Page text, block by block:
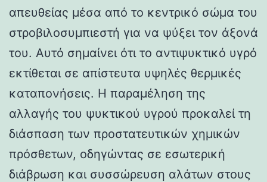
απευθείας μέσα από το κεντρικό σώμα του
στροβιλοσυμπιεστή για να ψύξει τον άξονά
του. Αυτό σημαίνει ότι το αντιψυκτικό υγρό
εκτίθεται σε απίστευτα υψηλές θερμικές
καταπονήσεις. Η παραμέληση της
αλλαγής του ψυκτικού υγρού προκαλεί τη
διάσπαση των προστατευτικών χημικών
πρόσθετων, οδηγώντας σε εσωτερική
διάβρωση και συσσώρευση αλάτων στους